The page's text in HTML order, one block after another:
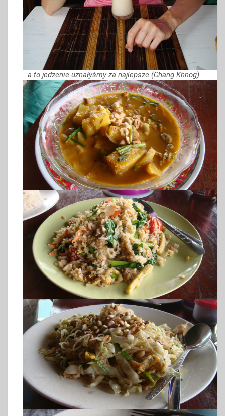
a to jedzenie uznałyśmy za najlepsze (Chang Khnog)